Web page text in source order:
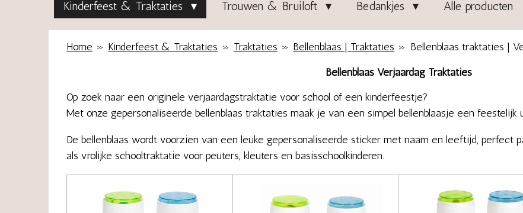
Kinderfeest & Traktaties Trouwen & Bruiloft Bedankjes Alle producten
Home » Kinderfeest & Traktaties » Traktaties » Bellenblaas | Traktaties » Bellenblaas traktaties |
Bellenblaas Verjaardag Traktaties
Op zoek naar een originele verjaardagstraktatie voor school of een kinderfeestje?
Met onze gepersonaliseerde bellenblaas traktaties maak je van een simpel bellenblaasje een
De bellenblaas wordt voorzien van een leuke gepersonaliseerde sticker met naam en leeftijd, perfect
als vrolijke schooltraktatie voor peuters, kleuters en basisschoolkinderen.